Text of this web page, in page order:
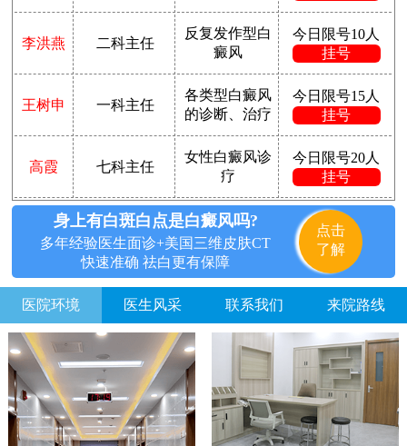
李洪燕 二科主任
反复发作型白
癜风
今日限号10人
挂号
王树申 一科主任
各类型白癜风
的诊断、治疗
今日限号15人
挂号
高霞 七科主任
女性白癜风诊
疗
今日限号20人
挂号
身上有白斑白点是白癜风吗?
多年经验医生面诊+美国三维皮肤CT
快速准确 祛白更有保障
点击
了解
医院环境 医生风采 联系我们 来院路线